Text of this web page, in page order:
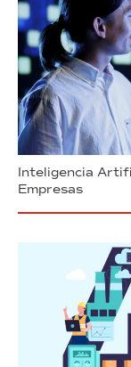
Inteligencia
Empresas